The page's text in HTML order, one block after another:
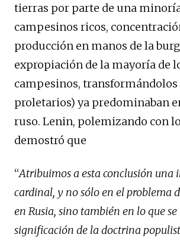
tierras por parte de una
campesinos ricos,
producción en manos de la
expropiación de la mayoría de
campesinos, transformándolos
proletarios) ya predominaban
ruso. Lenin, polemizando con
demostró que
“Atribuimos a esta conclusión una
cardinal, y no sólo en el problema
en Rusia, sino también en lo que
significación de la doctrina